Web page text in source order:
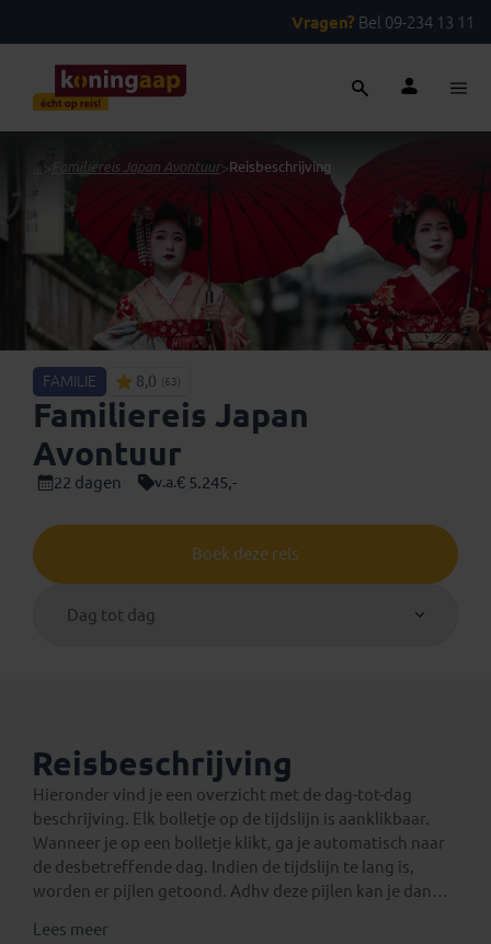
Vragen? Bel 09-234 13 11
...> Familiereis Japan Avontuur>Reisbeschrijving
FAMILIE 8,0 (63)
Familiereis Japan
Avontuur
22 dagen v.a.€ 5.245,-
Boek deze reis
Dag tot dag
Reisbeschrijving
Hieronder vind je een overzicht met de dag-tot-dag
beschrijving. Elk bolletje op de tijdslijn is aanklikbaar.
Wanneer je op een bolletje klikt, ga je automatisch naar
de desbetreffende dag. Indien de tijdslijn te lang is,
worden er pijlen getoond. Adhv deze pijlen kan je dan
Een verlenging voor na de reis
Lees meer